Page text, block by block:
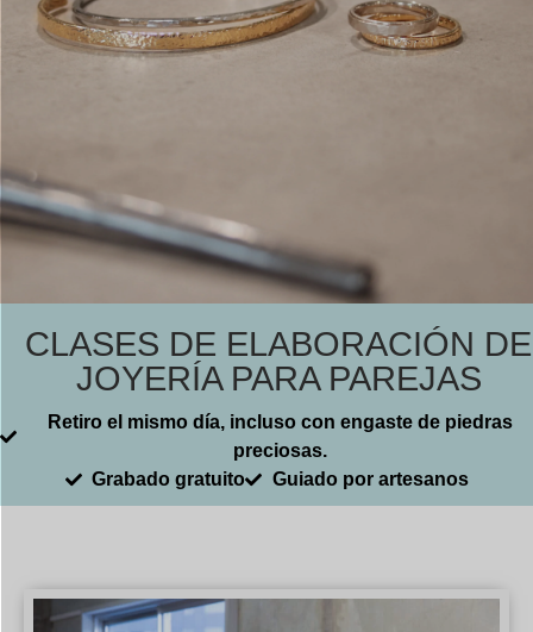
CLASES DE ELABORACIÓN DE
JOYERÍA PARA PAREJAS
Retiro el mismo día, incluso con engaste de piedras
preciosas.
Grabado gratuito
Guiado por artesanos